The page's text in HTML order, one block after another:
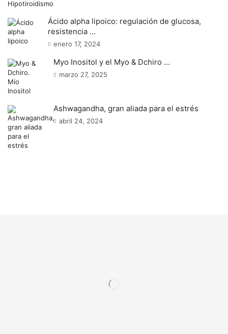
Ácido alpha lipoico: regulación de glucosa,
resistencia ...
enero 17, 2024
Myo Inositol y el Myo & Dchiro ...
marzo 27, 2025
Ashwagandha, gran aliada para el estrés
abril 24, 2024